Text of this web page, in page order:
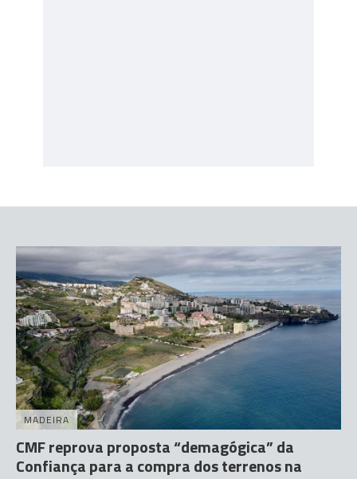
MADEIRA
CMF reprova proposta “demagógica” da
Confiança para a compra dos terrenos na